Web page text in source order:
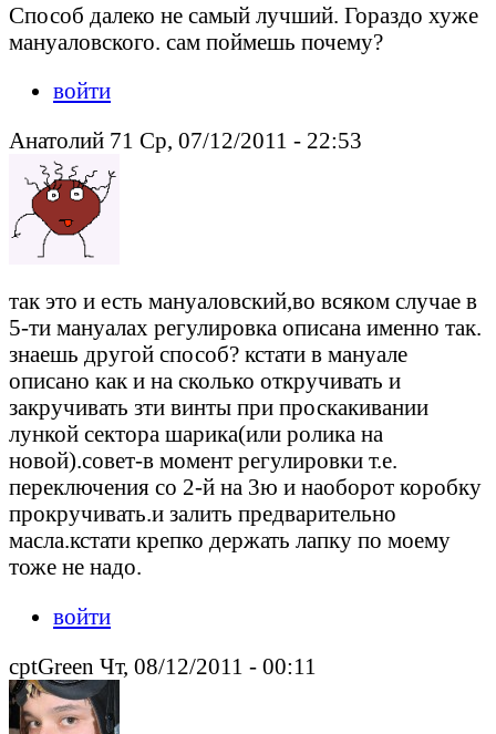
Способ далеко не самый лучший. Гораздо хуже
мануаловского. сам поймешь почему?
войти
Анатолий 71 Ср, 07/12/2011 - 22:53
так это и есть мануаловский,во всяком случае в
5-ти мануалах регулировка описана именно так.
знаешь другой способ? кстати в мануале
описано как и на сколько откручивать и
закручивать зти винты при проскакивании
лункой сектора шарика(или ролика на
новой).совет-в момент регулировки т.е.
переключения со 2-й на 3ю и наоборот коробку
прокручивать.и залить предварительно
масла.кстати крепко держать лапку по моему
тоже не надо.
войти
cptGreen Чт, 08/12/2011 - 00:11